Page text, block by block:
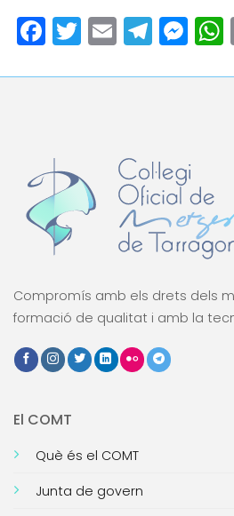
Facebook
Twitter
Email
Compromís amb els drets dels
formació de qualitat i amb la
El COMT
Què és el COMT
Junta de govern